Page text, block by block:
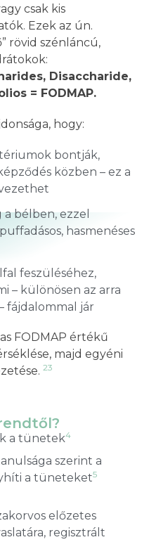
csak kis
Ezek az ún.
rövid szénláncú,
Disaccharide,
= FODMAP.
hogy:
bontják,
közben – ez a
bélben, ezzel
hasmenéses
feszüléséhez,
– különösen az arra
fájdalommal jár
FODMAP értékű
majd egyéni
23
a tünetek4
szerint a
a tüneteket5
előzetes
regisztrált